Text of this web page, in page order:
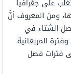
على جغرافيا
ومن المعروف أنَّ
الشتاء في
المربعانية
فترات فصل